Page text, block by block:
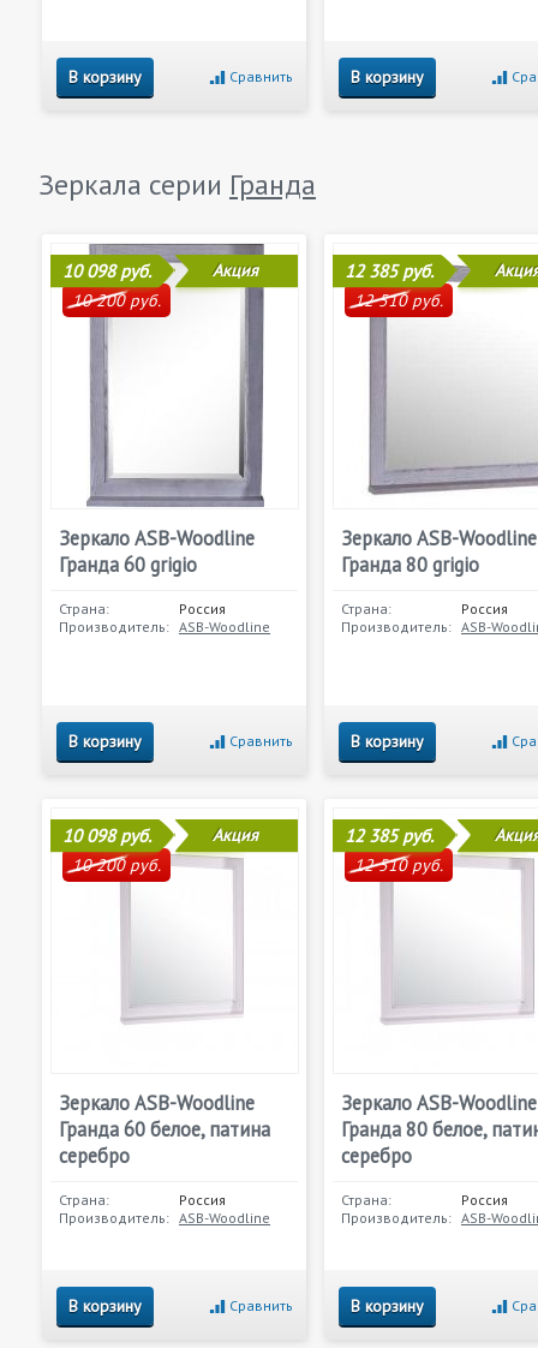
В корзину Сравнить В корзину
Зеркала серии Гранда
10 098 руб.
10 200 руб.
Акция
Зеркало ASB-Woodline
Гранда 60 grigio
Страна:
Россия
Производитель: ASB-Woodline
В корзину Сравнить
12 385 руб.
12 510 руб.
Зеркало ASB-Woodline
Гранда 80 grigio
Страна:
Россия
Производитель: ASB-
В корзину
10 098 руб.
10 200 руб.
Акция
Зеркало ASB-Woodline
Гранда 60 белое, патина
серебро
Страна:
Россия
Производитель: ASB-Woodline
В корзину Сравнить
12 385 руб.
12 510 руб.
Зеркало ASB-Woodline
Гранда 80 белое,
серебро
Страна:
Россия
Производитель: ASB-
В корзину